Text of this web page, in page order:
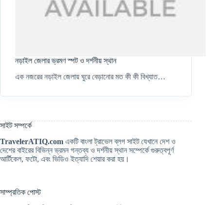
নড়াইল জেলার ভ্রমণ স্পট ও দর্শনীয় স্থান
এক নজরের নড়াইল জেলায় ঘুরে বেড়ানোর মত কী কী বিখ্যাত…
সাইট সম্পর্কে
TravelerATIQ.com একটি বাংলা ট্রাভেল ব্লগ সাইট যেখানে দেশ ও
দেশের বাইরের বিভিন্ন ভ্রমন গন্তব্য ও দর্শনীয় স্থান সম্পের্কে গুরুত্বপূর্ণ
আর্টিকেল, ফটো, এবং ভিডিও ইত্যাদি শেয়ার করা হয়।
সাম্প্রতিক পোস্ট